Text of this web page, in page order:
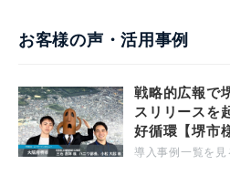
お客様の声・活用事例
戦略的広報で
スリリースを
好循環【堺市
導入事例一覧を見